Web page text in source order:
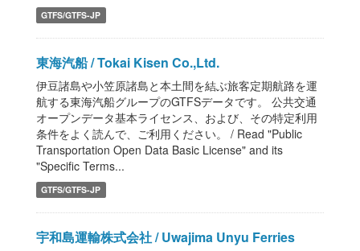
GTFS/GTFS-JP
東海汽船 / Tokai Kisen Co.,Ltd.
伊豆諸島や小笠原諸島と本土間を結ぶ旅客定期航路を運
航する東海汽船グループのGTFSデータです。 公共交通
オープンデータ基本ライセンス、および、その特定利用
条件をよく読んで、ご利用ください。 / Read "Public
Transportation Open Data Basic License" and its
"Specific Terms...
GTFS/GTFS-JP
宇和島運輸株式会社 / Uwajima Unyu Ferries